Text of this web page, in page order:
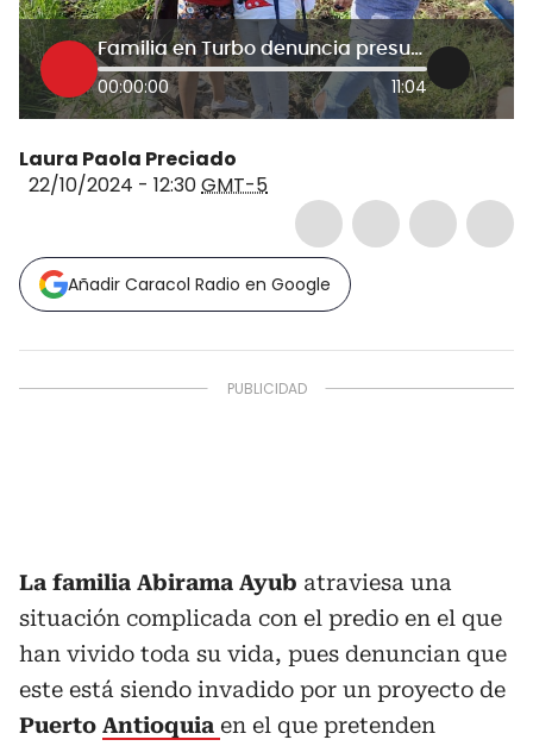
Familia en Turbo denuncia presunta invasión de su predio por proyecto de Puerto Antioquia
00:00:00 11:04
Laura Paola Preciado
22/10/2024 - 12:30GMT-5
Añadir Caracol Radio en Google
La familia Abirama Ayub atraviesa una
situación complicada con el predio en el que
han vivido toda su vida, pues denuncian que
este está siendo invadido por un proyecto de
Puerto Antioquia en el que pretenden